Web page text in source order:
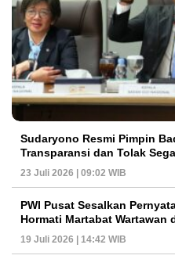
Sudaryono Resmi Pimpin
Transparansi dan Tolak
23 Juli 2026 | 09:02 WIB
PWI Pusat Sesalkan
Hormati Martabat Wartawan
19 Juli 2026 | 14:42 WIB